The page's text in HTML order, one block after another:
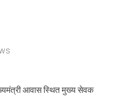
आवास स्थित मुख्य सेवक